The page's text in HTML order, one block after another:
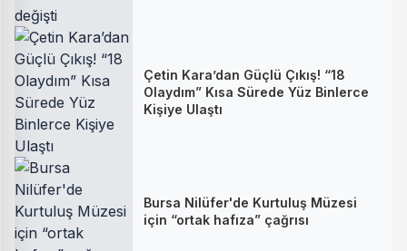
Çetin Kara’dan Güçlü Çıkış! “18
Olaydım” Kısa Sürede Yüz Binlerce
Kişiye Ulaştı
Bursa Nilüfer'de Kurtuluş Müzesi
için “ortak hafıza” çağrısı